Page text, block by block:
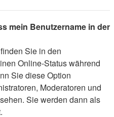
mein Benutzername in der
Sie in den
Online-Status während
Sie diese Option
Moderatoren und
Sie werden dann als